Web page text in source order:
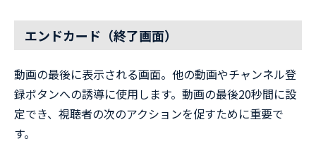
エンドカード（終了画面）
動画の最後に表示される画面。他の動画やチャンネル登
録ボタンへの誘導に使用します。動画の最後20秒間に設
定でき、視聴者の次のアクションを促すために重要で
す。